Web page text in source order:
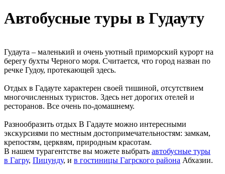
Автобусные туры в Гудауту
Гудаута – маленький и очень уютный приморский курорт на
берегу бухты Черного моря. Считается, что город назван по
речке Гудоу, протекающей здесь.
Отдых в Гадауте характерен своей тишиной, отсутствием
многочисленных туристов. Здесь нет дорогих отелей и
ресторанов. Все очень по-домашнему.
Разнообразить отдых В Гадауте можно интересными
экскурсиями по местным достопримечательностям: замкам,
крепостям, церквям, природным красотам.
В нашем турагентстве вы можете выбрать автобусные туры
в Гагру, Пицунду, и в гостиницы Гагрского района Абхазии.